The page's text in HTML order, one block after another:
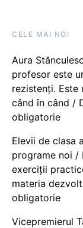
CELE MAI NOI
Aura
profesor este
rezistenți. Este
când în când /
obligatorie
Elevii de clasa
programe noi /
exerciții
materia
obligatorie
Vicepremierul